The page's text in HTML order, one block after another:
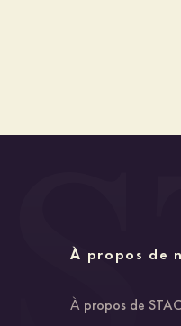
À propos de
À propos de